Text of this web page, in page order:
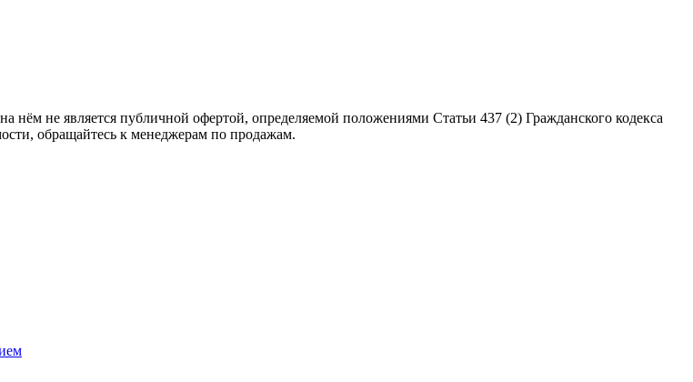
не является публичной офертой, определяемой положениями Статьи 437 (2) Гражданского кодекса
обращайтесь к менеджерам по продажам.